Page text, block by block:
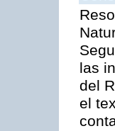
las
del
el